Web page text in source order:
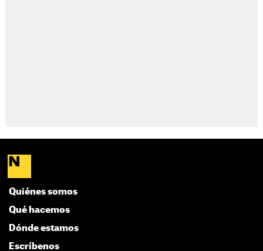
Quiénes somos
Qué hacemos
Dónde estamos
Escríbenos